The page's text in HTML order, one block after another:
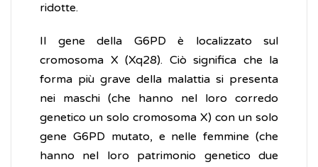
ridotte.
Il gene della G6PD è localizzato sul
cromosoma X (Xq28). Ciò significa che la
forma più grave della malattia si presenta
nei maschi (che hanno nel loro corredo
genetico un solo cromosoma X) con un solo
gene G6PD mutato, e nelle femmine (che
hanno nel loro patrimonio genetico due